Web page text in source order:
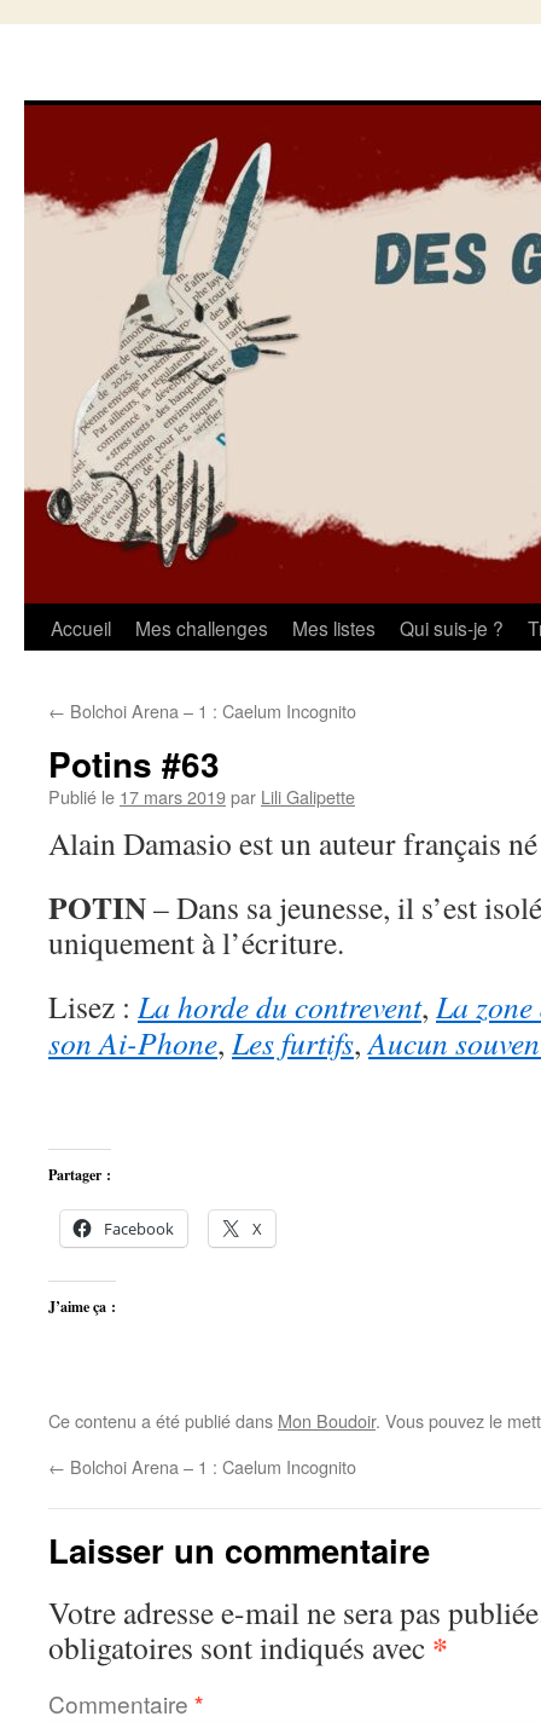
Aller
contenu
Accueil Mes challenges Mes listes Qui suis-je ?
← Bolchoi Arena – 1 : Caelum Incognito
Potins #63
Publié le 17 mars 2019par Lili Galipette
Alain Damasio est un auteur français
POTIN– Dans sa jeunesse, il s’est
uniquement à l’écriture.
Lisez :La horde du contrevent,La
son Ai-Phone,Les furtifs,Aucun
Partager :
Facebook X
J’aime ça :
Ce contenu a été publié dans Mon Boudoir. Vous pouvez le
← Bolchoi Arena – 1 : Caelum Incognito
Laisser un commentaire
Votre adresse e-mail ne sera pas
obligatoires sont indiqués avec *
Commentaire *